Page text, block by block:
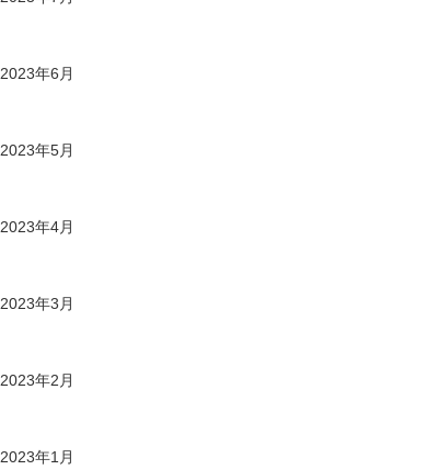
2023年6月
2023年5月
2023年4月
2023年3月
2023年2月
2023年1月